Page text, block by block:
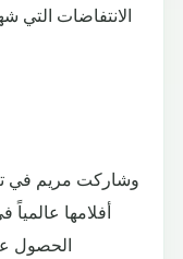
الانتفاضات التي
وشاركت مريم في
أفلامها
الحصول